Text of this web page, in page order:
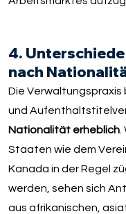
4.
nach
Die Verwaltungspraxis
und
Nationalität erheblich.
Staaten wie dem
Kanada in der Regel
werden, sehen sich
aus afrikanischen,